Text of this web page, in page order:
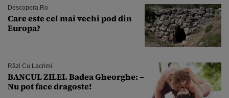
Descopera.ro
Care este cel mai vechi pod din
Europa?
Râzi Cu Lacrimi
BANCUL ZILEI. Badea Gheorghe: –
Nu pot face dragoste!